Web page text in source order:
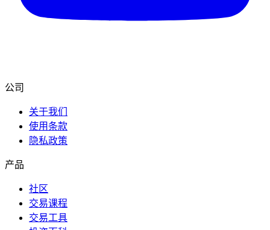
公司
关于我们
使用条款
隐私政策
产品
社区
交易课程
交易工具